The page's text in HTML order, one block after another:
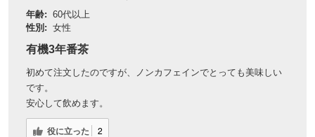
年齢: 60代以上
性別: 女性
有機3年番茶
初めて注文したのですが、ノンカフェインでとっても美味しい
です。
安心して飲めます。
役に立った 2
新規会員様限定
今すぐ使える
ご用意しました🎁
会員登録ありがとうございます！
新規会員様限定
300